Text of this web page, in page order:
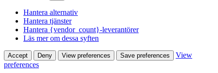
Hantera alternativ
Hantera tjänster
Hantera {vendor_count}-leverantörer
Läs mer om dessa syften
Accept Deny View preferences Save preferences
View
preferences